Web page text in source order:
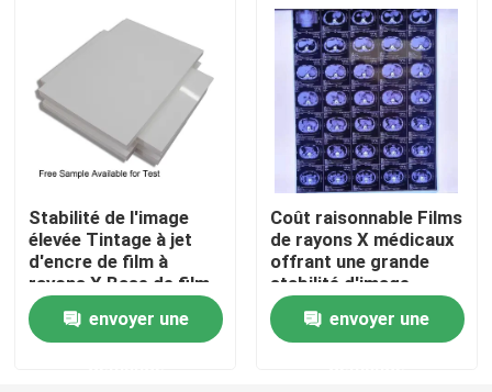
Jet d'encre X Ray Film
Laser X Ray Film
Film sec médical
Film de rayon de l'ANIMAL FAMILIER X
Stabilité de l'image
élevée Tintage à jet
d'encre de film à
rayons X Base de film
PET Coût raisonnable
Conçu pour l'imagerie
médicale et les
envoyer une
Coût raisonnable Films
de rayons X médicaux
offrant une grande
stabilité d'image
fournissant des
images de diagnostic
médical claires et
envoyer une